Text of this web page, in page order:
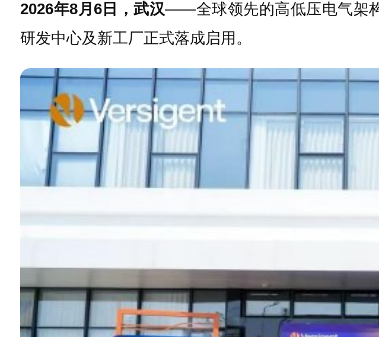
2026年8月6日，武汉——全球领先的高低压电气架
研发中心及新工厂正式落成启用。